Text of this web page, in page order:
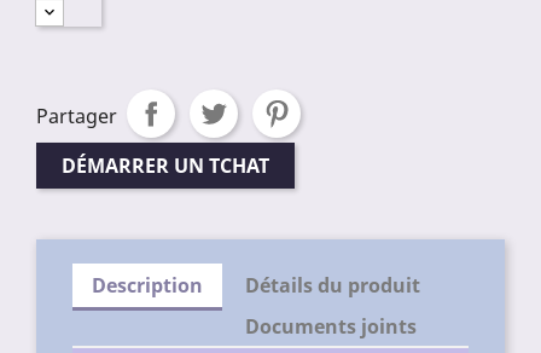
Partager
DÉMARRER UN TCHAT
Description
Détails du produit
Documents joints